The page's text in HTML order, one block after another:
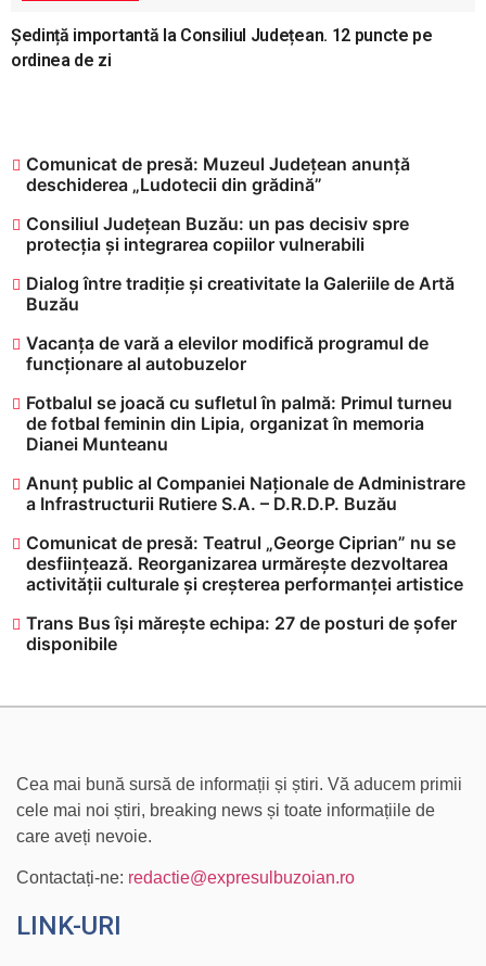
Ședință importantă la Consiliul Județean. 12 puncte pe
ordinea de zi
Comunicat de presă: Muzeul Județean anunță
deschiderea „Ludotecii din grădină”
Consiliul Județean Buzău: un pas decisiv spre
protecția și integrarea copiilor vulnerabili
Dialog între tradiție și creativitate la Galeriile de Artă
Buzău
Vacanța de vară a elevilor modifică programul de
funcționare al autobuzelor
​Fotbalul se joacă cu sufletul în palmă: Primul turneu
de fotbal feminin din Lipia, organizat în memoria
Dianei Munteanu
Anunț public al Companiei Naționale de Administrare
a Infrastructurii Rutiere S.A. – D.R.D.P. Buzău
Comunicat de presă: Teatrul „George Ciprian” nu se
desființează. Reorganizarea urmărește dezvoltarea
activității culturale și creșterea performanței artistice
Trans Bus își mărește echipa: 27 de posturi de șofer
disponibile
Cea mai bună sursă de informații și știri. Vă aducem primii
cele mai noi știri, breaking news și toate informațiile de
care aveți nevoie.
Contactați-ne: redactie@expresulbuzoian.ro
LINK-URI